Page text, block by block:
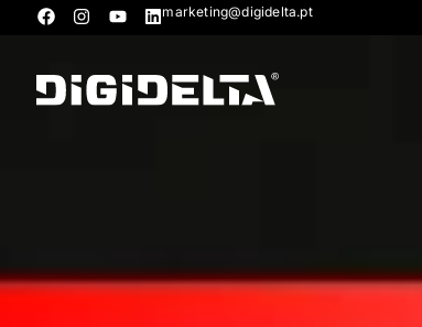
marketing@digidelta.pt